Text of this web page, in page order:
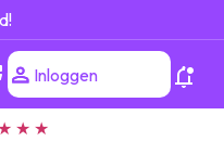
Inloggen
★ ★